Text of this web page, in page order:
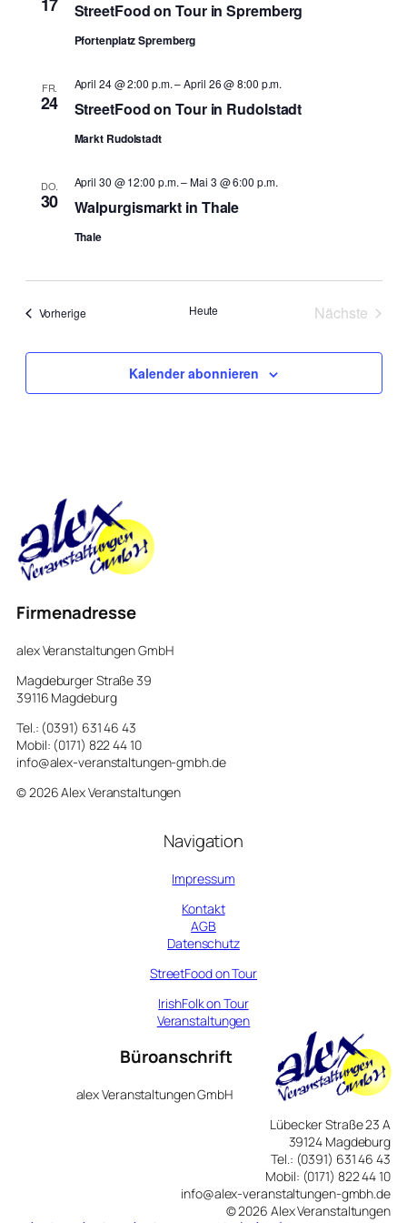
StreetFood on Tour in Spremberg
Pfortenplatz Spremberg
FR.
24 StreetFood on Tour in Rudolstadt
April 24 @ 2:00 p.m.–April 26 @ 8:00 p.m.
Markt Rudolstadt
DO.
30 Walpurgismarkt in Thale
April 30 @ 12:00 p.m.–Mai 3 @ 6:00 p.m.
Thale
VorherigeVeranstaltungen Heute
Nächste
Kalender abonnieren
Firmenadresse
alex Veranstaltungen GmbH
Magdeburger Straße 39
39116 Magdeburg
Tel.: (0391) 631 46 43
Mobil: (0171) 822 44 10
info@alex-veranstaltungen-gmbh.de
© 2026 Alex Veranstaltungen
Navigation
Impressum
Kontakt
AGB
Datenschutz
StreetFood on Tour
IrishFolk on Tour
Veranstaltungen
Büroanschrift
alex Veranstaltungen GmbH
Lübecker Straße 23 A
39124 Magdeburg
Tel.: (0391) 631 46 43
Mobil: (0171) 822 44 10
info@alex-veranstaltungen-gmbh.de
© 2026 Alex Veranstaltungen